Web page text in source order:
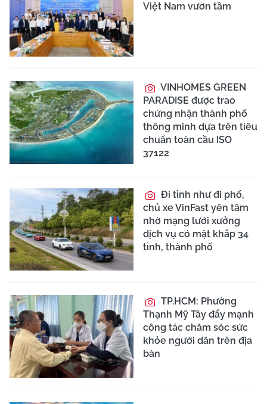
Việt Nam vươn tầm
VINHOMES GREEN
PARADISE được trao
chứng nhận thành phố
thông minh dựa trên tiêu
chuẩn toàn cầu ISO
37122
Đi tỉnh như đi phố,
chủ xe VinFast yên tâm
nhờ mạng lưới xưởng
dịch vụ có mặt khắp 34
tỉnh, thành phố
TP.HCM: Phường
Thạnh Mỹ Tây đẩy mạnh
công tác chăm sóc sức
khỏe người dân trên địa
bàn